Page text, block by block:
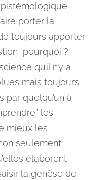
porter la
toujours apporter
“pourquoi ?”,
qu’il n’y a
mais toujours
par quelqu’un à
les
mieux les
seulement
élaborent,
la genèse de